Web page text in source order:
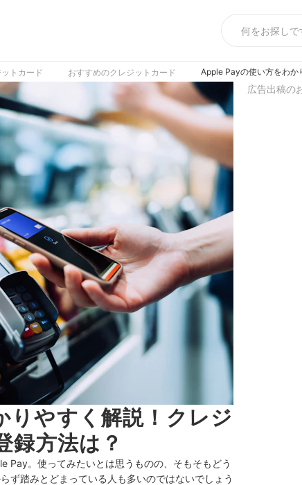
トカード おすすめのクレジットカード Apple Payの使い方をわか
やすく解説！クレジ
録方法は？
Pay。 使ってみたいとは思うものの、そもそもどう
ず踏みとどまっている人も多いのではないでしょう
広告出稿の